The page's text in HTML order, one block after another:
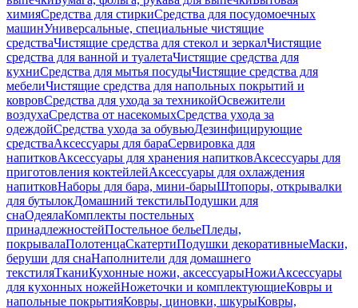
химияСредства для стиркиСредства для посудомоечных
машинУниверсальные, специальные чистящие
средстваЧистящие средства для стекол и зеркалЧистящие
средства для ванной и туалетаЧистящие средства для
кухниСредства для мытья посудыЧистящие средства для
мебелиЧистящие средства для напольных покрытий и
ковровСредства для ухода за техникойОсвежители
воздухаСредства от насекомыхСредства ухода за
одеждойСредства ухода за обувьюДезинфицирующие
средстваАксессуары для бараСервировка для
напитковАксессуары для хранения напитковАксессуары для
приготовления коктейлейАксессуары для охлаждения
напитковНаборы для бара, мини-барыШтопоры, открывалки
для бутылокДомашний текстильПодушки для
снаОдеялаКомплекты постельных
принадлежностейПостельное бельеПледы,
покрывалаПолотенцаСкатертиПодушки декоративныеМаски,
беруши для снаНаполнители для домашнего
текстиляТканиКухонные ножи, аксессуарыНожиАксессуары
для кухонных ножейНожеточки и комплектующиеКовры и
напольные покрытияКовры, циновки, шкурыКовры,